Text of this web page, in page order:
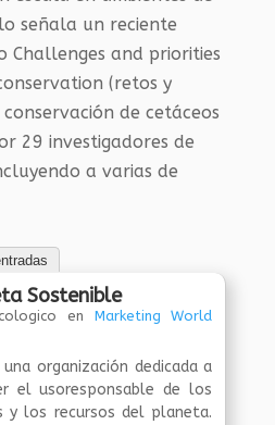
señala un reciente
Challenges and priorities
(retos y
de cetáceos
29 investigadores de
a varias de
Sostenible
en Marketing World
una organización dedicada a
el usoresponsable de los
y los recursos del planeta.